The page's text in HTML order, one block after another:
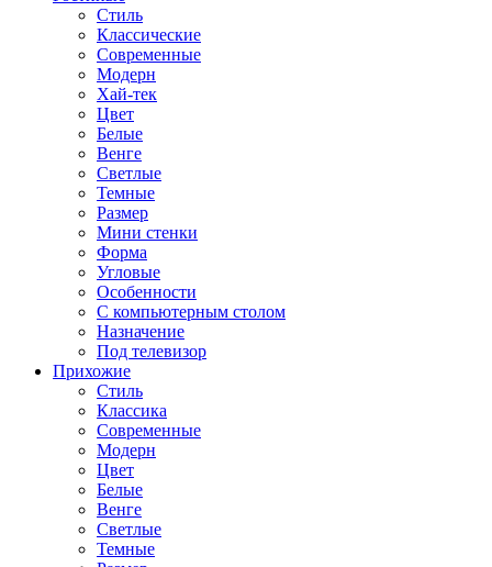
Стиль
Классические
Современные
Модерн
Хай-тек
Цвет
Белые
Венге
Светлые
Темные
Размер
Мини стенки
Форма
Угловые
Особенности
С компьютерным столом
Назначение
Под телевизор
Прихожие
Стиль
Классика
Современные
Модерн
Цвет
Белые
Венге
Светлые
Темные